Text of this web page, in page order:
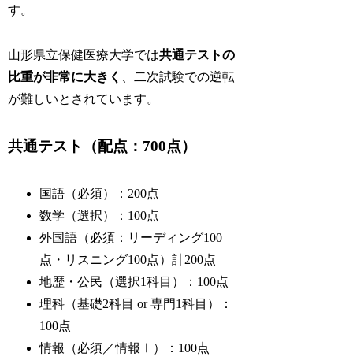
す。
山形県立保健医療大学では共通テストの
比重が非常に大きく
、二次試験での逆転
が難しいとされています。
共通テスト（配点：700点）
国語（必須）：200点
数学（選択）：100点
外国語（必須：リーディング100
点・リスニング100点）計200点
地歴・公民（選択1科目）：100点
理科（基礎2科目 or 専門1科目）：
100点
情報（必須／情報Ⅰ）：100点